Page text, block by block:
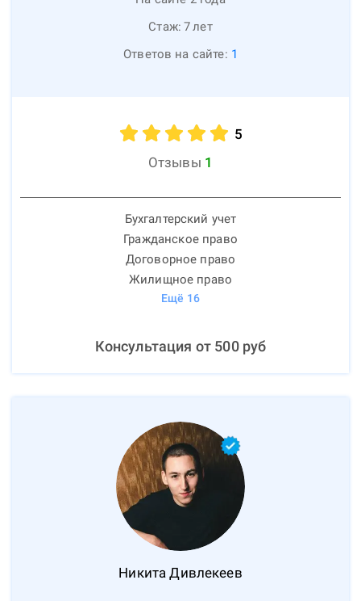
Стаж: 7лет
Ответов на сайте: 1
5
Отзывы 1
Бухгалтерский учет
Гражданское право
Договорное право
Жилищное право
Ещё 16
Консультация от 500руб
Никита Дивлекеев